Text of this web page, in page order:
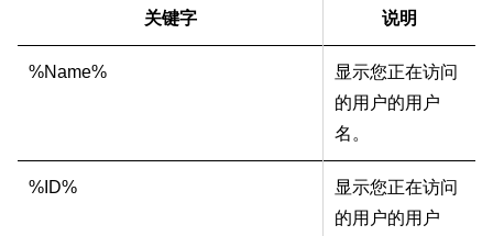
关键字 说明
%Name%
显示您正在访问
的用户的用户
名。
%ID%
显示您正在访问
的用户的用户